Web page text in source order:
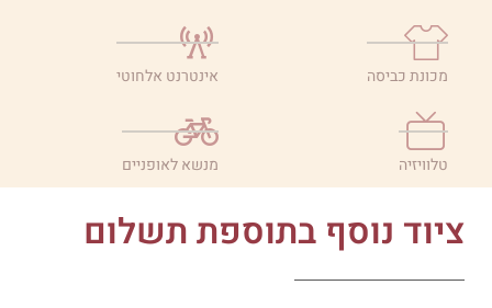
מכונת כביסה אינטרנט אלחוטי
טלוויזיה מנשא לאופניים
ציוד נוסף בתוספת תשלום